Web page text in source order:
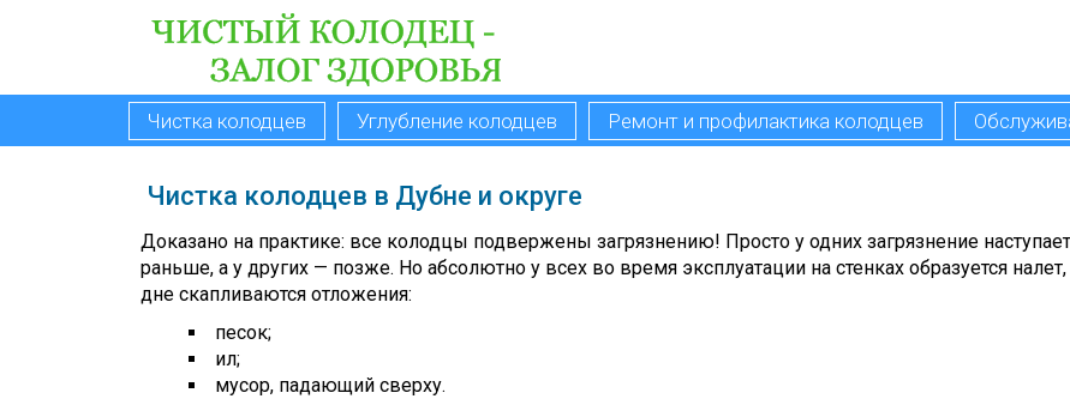
Чистка колодцев Углубление колодцев Ремонт и профилактика колодцев
Чистка колодцев в Дубне и округе
Доказано на практике: все колодцы подвержены загрязнению! Просто у одних загрязнение наступает
раньше, а у других — позже. Но абсолютно у всех во время эксплуатации на стенках образуется налет,
дне скапливаются отложения:
песок;
ил;
мусор, падающий сверху.